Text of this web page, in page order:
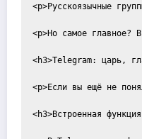
<p>Русскоязычные
<p>Но самое главное?
<h3>Telegram: царь,
<p>Если вы ещё не
<h3>Встроенная